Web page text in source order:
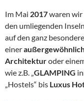
Im Mai 2017waren
den umliegenden
auf den ganz
einer
Architekturoder
wie z.B. „GLAMPING
„Hostels“ bis Luxus